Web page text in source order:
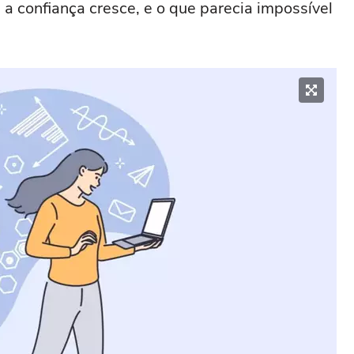
confiança cresce, e o que parecia impossível